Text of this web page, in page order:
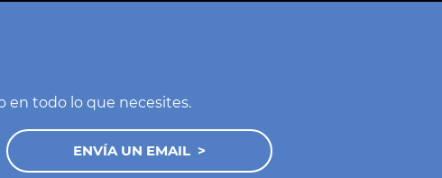
en todo lo que necesites.
ENVÍA UN EMAIL